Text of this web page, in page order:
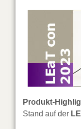
Produkt-
Stand auf der